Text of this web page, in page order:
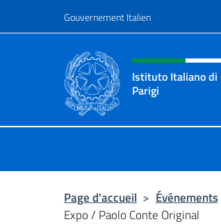
Gouvernement Italien
Site Web, social
Istituto Italiano di
Parigi
Page d'accueil > Événements
Expo / Paolo Conte Original